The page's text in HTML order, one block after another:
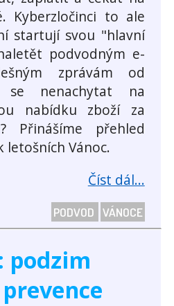
Kyberzločinci to ale
startují svou "hlavní
podvodným e-
zprávám od
se nenachytat na
nabídku zboží za
Přinášíme přehled
letošních Vánoc.
Číst dál...
PODVOD VÁNOCE
podzim